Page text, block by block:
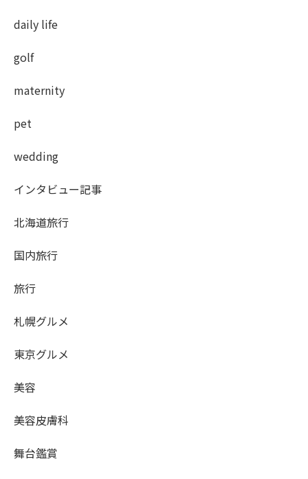
daily life
golf
maternity
pet
wedding
インタビュー記事
北海道旅行
国内旅行
旅行
札幌グルメ
東京グルメ
美容
美容皮膚科
舞台鑑賞